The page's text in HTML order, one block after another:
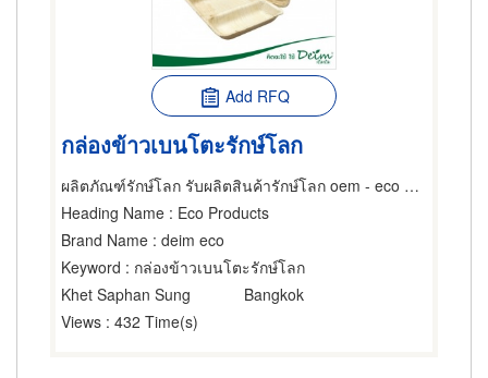
Add RFQ
กล่องข้าวเบนโตะรักษ์โลก
ผลิตภัณฑ์รักษ์โลก รับผลิตสินค้ารักษ์โลก oem - eco product
Heading Name : Eco Products
Brand Name : deim eco
Keyword : กล่องข้าวเบนโตะรักษ์โลก
Khet Saphan Sung
Bangkok
Views : 432 Time(s)